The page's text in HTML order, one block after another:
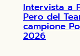
Intervista a
Pero del
campione
2026